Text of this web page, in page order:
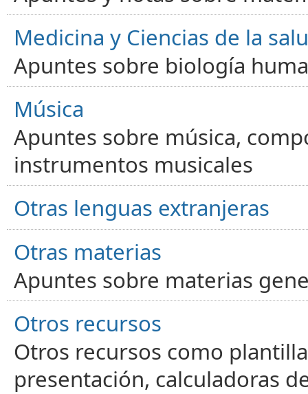
Medicina y Ciencias de la
Apuntes sobre biología
Música
Apuntes sobre música,
instrumentos musicales
Otras lenguas extranjeras
Otras materias
Apuntes sobre materias
Otros recursos
Otros recursos como
presentación, calculadoras